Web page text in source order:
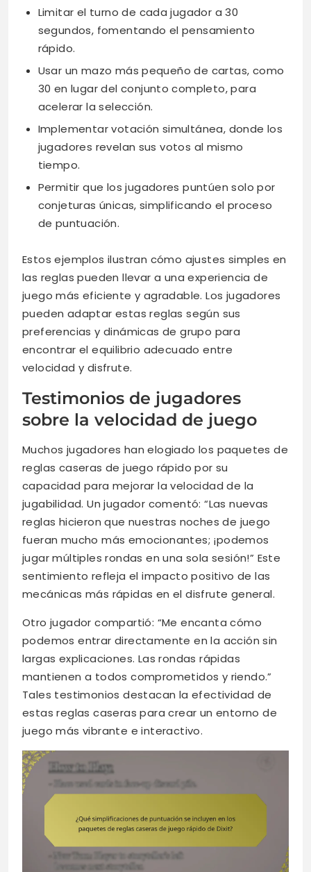
Limitar el turno de cada jugador a 30
segundos, fomentando el pensamiento
rápido.
Usar un mazo más pequeño de cartas, como
30 en lugar del conjunto completo, para
acelerar la selección.
Implementar votación simultánea, donde los
jugadores revelan sus votos al mismo
tiempo.
Permitir que los jugadores puntúen solo por
conjeturas únicas, simplificando el proceso
de puntuación.
Estos ejemplos ilustran cómo ajustes simples en
las reglas pueden llevar a una experiencia de
juego más eficiente y agradable. Los jugadores
pueden adaptar estas reglas según sus
preferencias y dinámicas de grupo para
encontrar el equilibrio adecuado entre
velocidad y disfrute.
Testimonios de jugadores
sobre la velocidad de juego
Muchos jugadores han elogiado los paquetes de
reglas caseras de juego rápido por su
capacidad para mejorar la velocidad de la
jugabilidad. Un jugador comentó: “Las nuevas
reglas hicieron que nuestras noches de juego
fueran mucho más emocionantes; ¡podemos
jugar múltiples rondas en una sola sesión!” Este
sentimiento refleja el impacto positivo de las
mecánicas más rápidas en el disfrute general.
Otro jugador compartió: “Me encanta cómo
podemos entrar directamente en la acción sin
largas explicaciones. Las rondas rápidas
mantienen a todos comprometidos y riendo.”
Tales testimonios destacan la efectividad de
estas reglas caseras para crear un entorno de
juego más vibrante e interactivo.